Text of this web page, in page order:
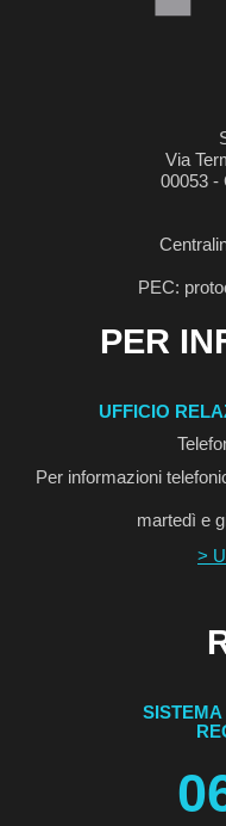
Via
00053 -
PEC:
PER
UFFICIO
Per informazioni
martedì e
>